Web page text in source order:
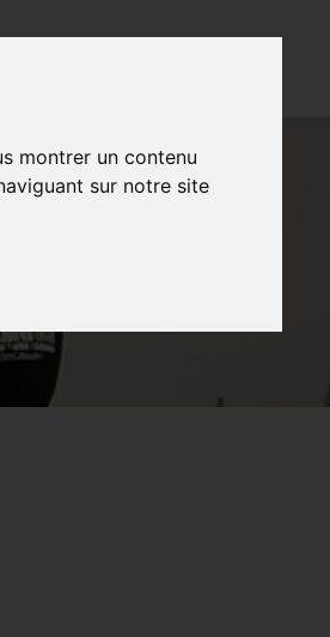
montrer un contenu
sur notre site